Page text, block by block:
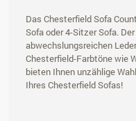
Das Chesterfield Sofa
Sofa oder 4-Sitzer Sofa.
abwechslungsreichen
Chesterfield-Farbtöne wie
bieten Ihnen unzählige
Ihres Chesterfield Sofas!